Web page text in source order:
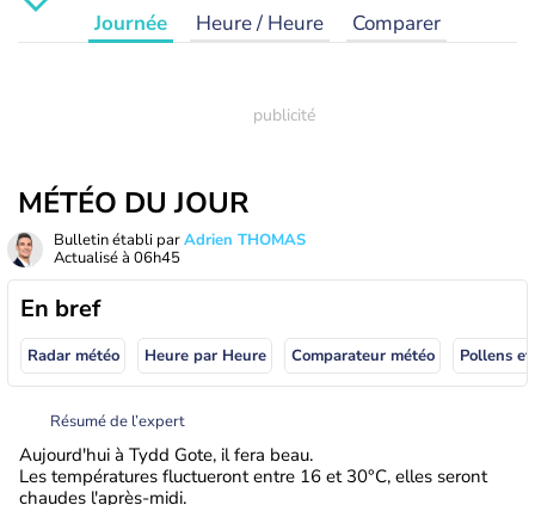
Journée Heure / Heure Comparer
MÉTÉO DU JOUR
Bulletin établi parAdrien THOMAS
Actualisé à 06h45
En bref
Radar météo Heure par Heure Comparateur météo Pollens
Résumé de l’expert
Aujourd'hui à Tydd Gote, il fera beau.
Les températures fluctueront entre 16 et 30°C, elles seront
chaudes l'après-midi.